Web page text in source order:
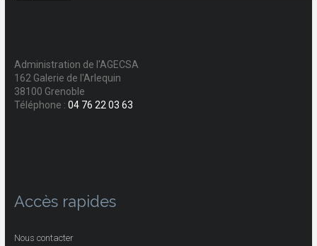
Administration de l'AGECSA
162 Galerie de l'Arlequin
38100 Grenoble
Téléphone : 04 76 22 03 63
Accès rapides
Nous contacter